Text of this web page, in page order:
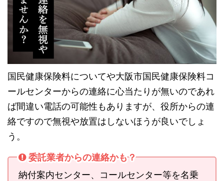
国民健康保険料についてや大阪市国民健康保険料コ
ールセンターからの連絡に心当たりが無いのであれ
ば間違い電話の可能性もありますが、役所からの連
絡ですので無視や放置はしないほうが良いでしょ
う。
委託業者からの連絡かも？
納付案内センター、コールセンター等を名乗